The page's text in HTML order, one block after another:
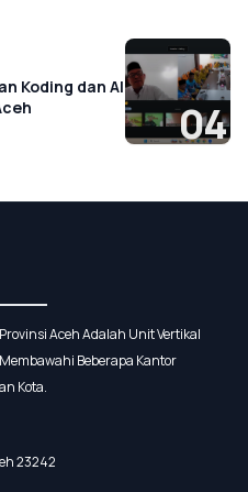
Koding dan AI
04
Aceh Adalah Unit Vertikal
Beberapa Kantor
Kota.
23242